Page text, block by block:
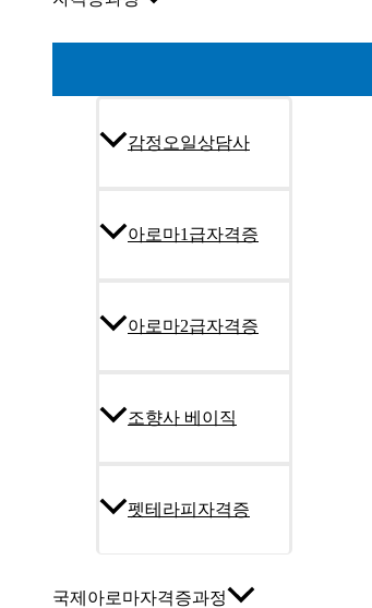
감정오일상담사
아로마1급자격증
아로마2급자격증
조향사 베이직
펫테라피자격증
국제아로마자격증과정